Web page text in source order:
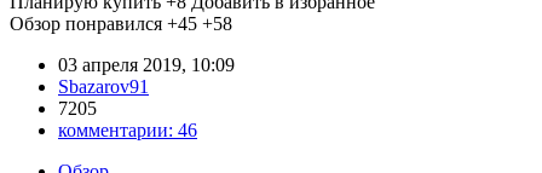
Обзор понравился +45 +58
03 апреля 2019, 10:09
Sbazarov91
7205
комментарии: 46